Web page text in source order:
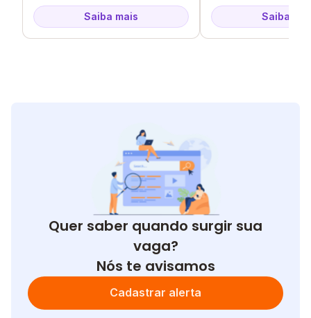
Saiba mais Saiba
Quer saber quando surgir sua
vaga?
Nós te avisamos
Cadastrar alerta